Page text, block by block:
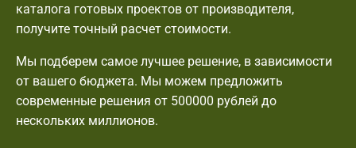
каталога готовых проектов от производителя,
получите точный расчет стоимости.
Мы подберем самое лучшее решение, в зависимости
от вашего бюджета. Мы можем предложить
современные решения от 500000 рублей до
нескольких миллионов.